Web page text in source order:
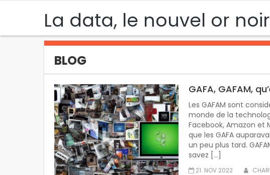
La data, le nouvel or noir
BLOG
GAFA, GAFAM,
Les GAFAM sont
monde de la
Facebook, Amazon et
que les GAFA
un peu plus tard.
savez […]
21. NOV 2022